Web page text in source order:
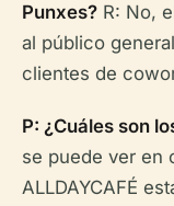
Punxes? R: No,
al público
clientes de
P: ¿Cuáles son
se puede ver en
ALLDAYCAFÉ